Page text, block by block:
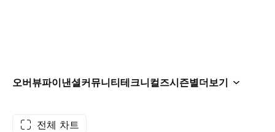
오버뷰파이낸셜커뮤니티테크니컬즈시즌별더보기
전체 차트